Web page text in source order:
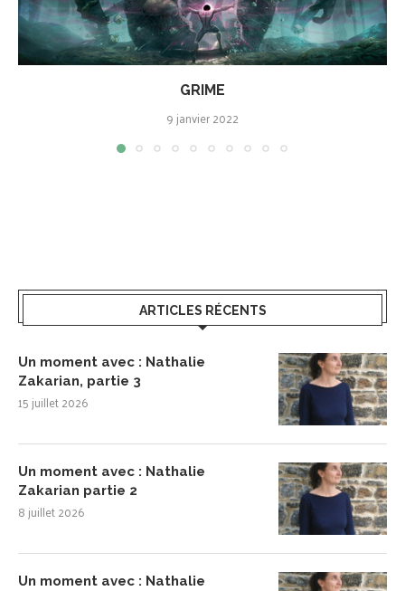
GRIME
9 janvier 2022
ARTICLES RÉCENTS
Un moment avec : Nathalie
Zakarian, partie 3
15 juillet 2026
Un moment avec : Nathalie
Zakarian partie 2
8 juillet 2026
Un moment avec : Nathalie